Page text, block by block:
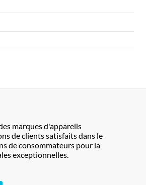
marques d'appareils
de clients satisfaits dans le
de consommateurs pour la
exceptionnelles.